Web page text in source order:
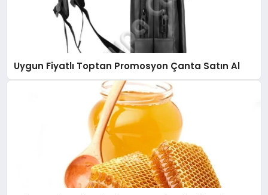
Uygun Fiyatlı Toptan Promosyon Çanta Satın Al